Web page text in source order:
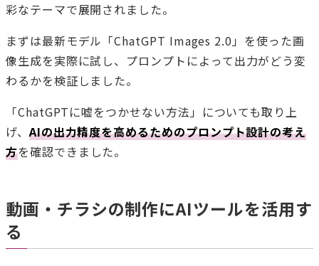
彩なテーマで展開されました。
まずは最新モデル「ChatGPT Images 2.0」を使った画
像生成を実際に試し、プロンプトによって出力がどう変
わるかを検証しました。
「ChatGPTに嘘をつかせない方法」についても取り上
げ、AIの出力精度を高めるためのプロンプト設計の考え
方を確認できました。
動画・チラシの制作にAIツールを活用す
る